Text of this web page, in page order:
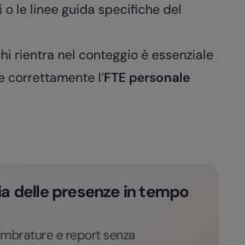
o le linee guida specifiche del
rientra nel conteggio è essenziale
correttamente l’FTE personale
delle presenze in tempo
e report senza